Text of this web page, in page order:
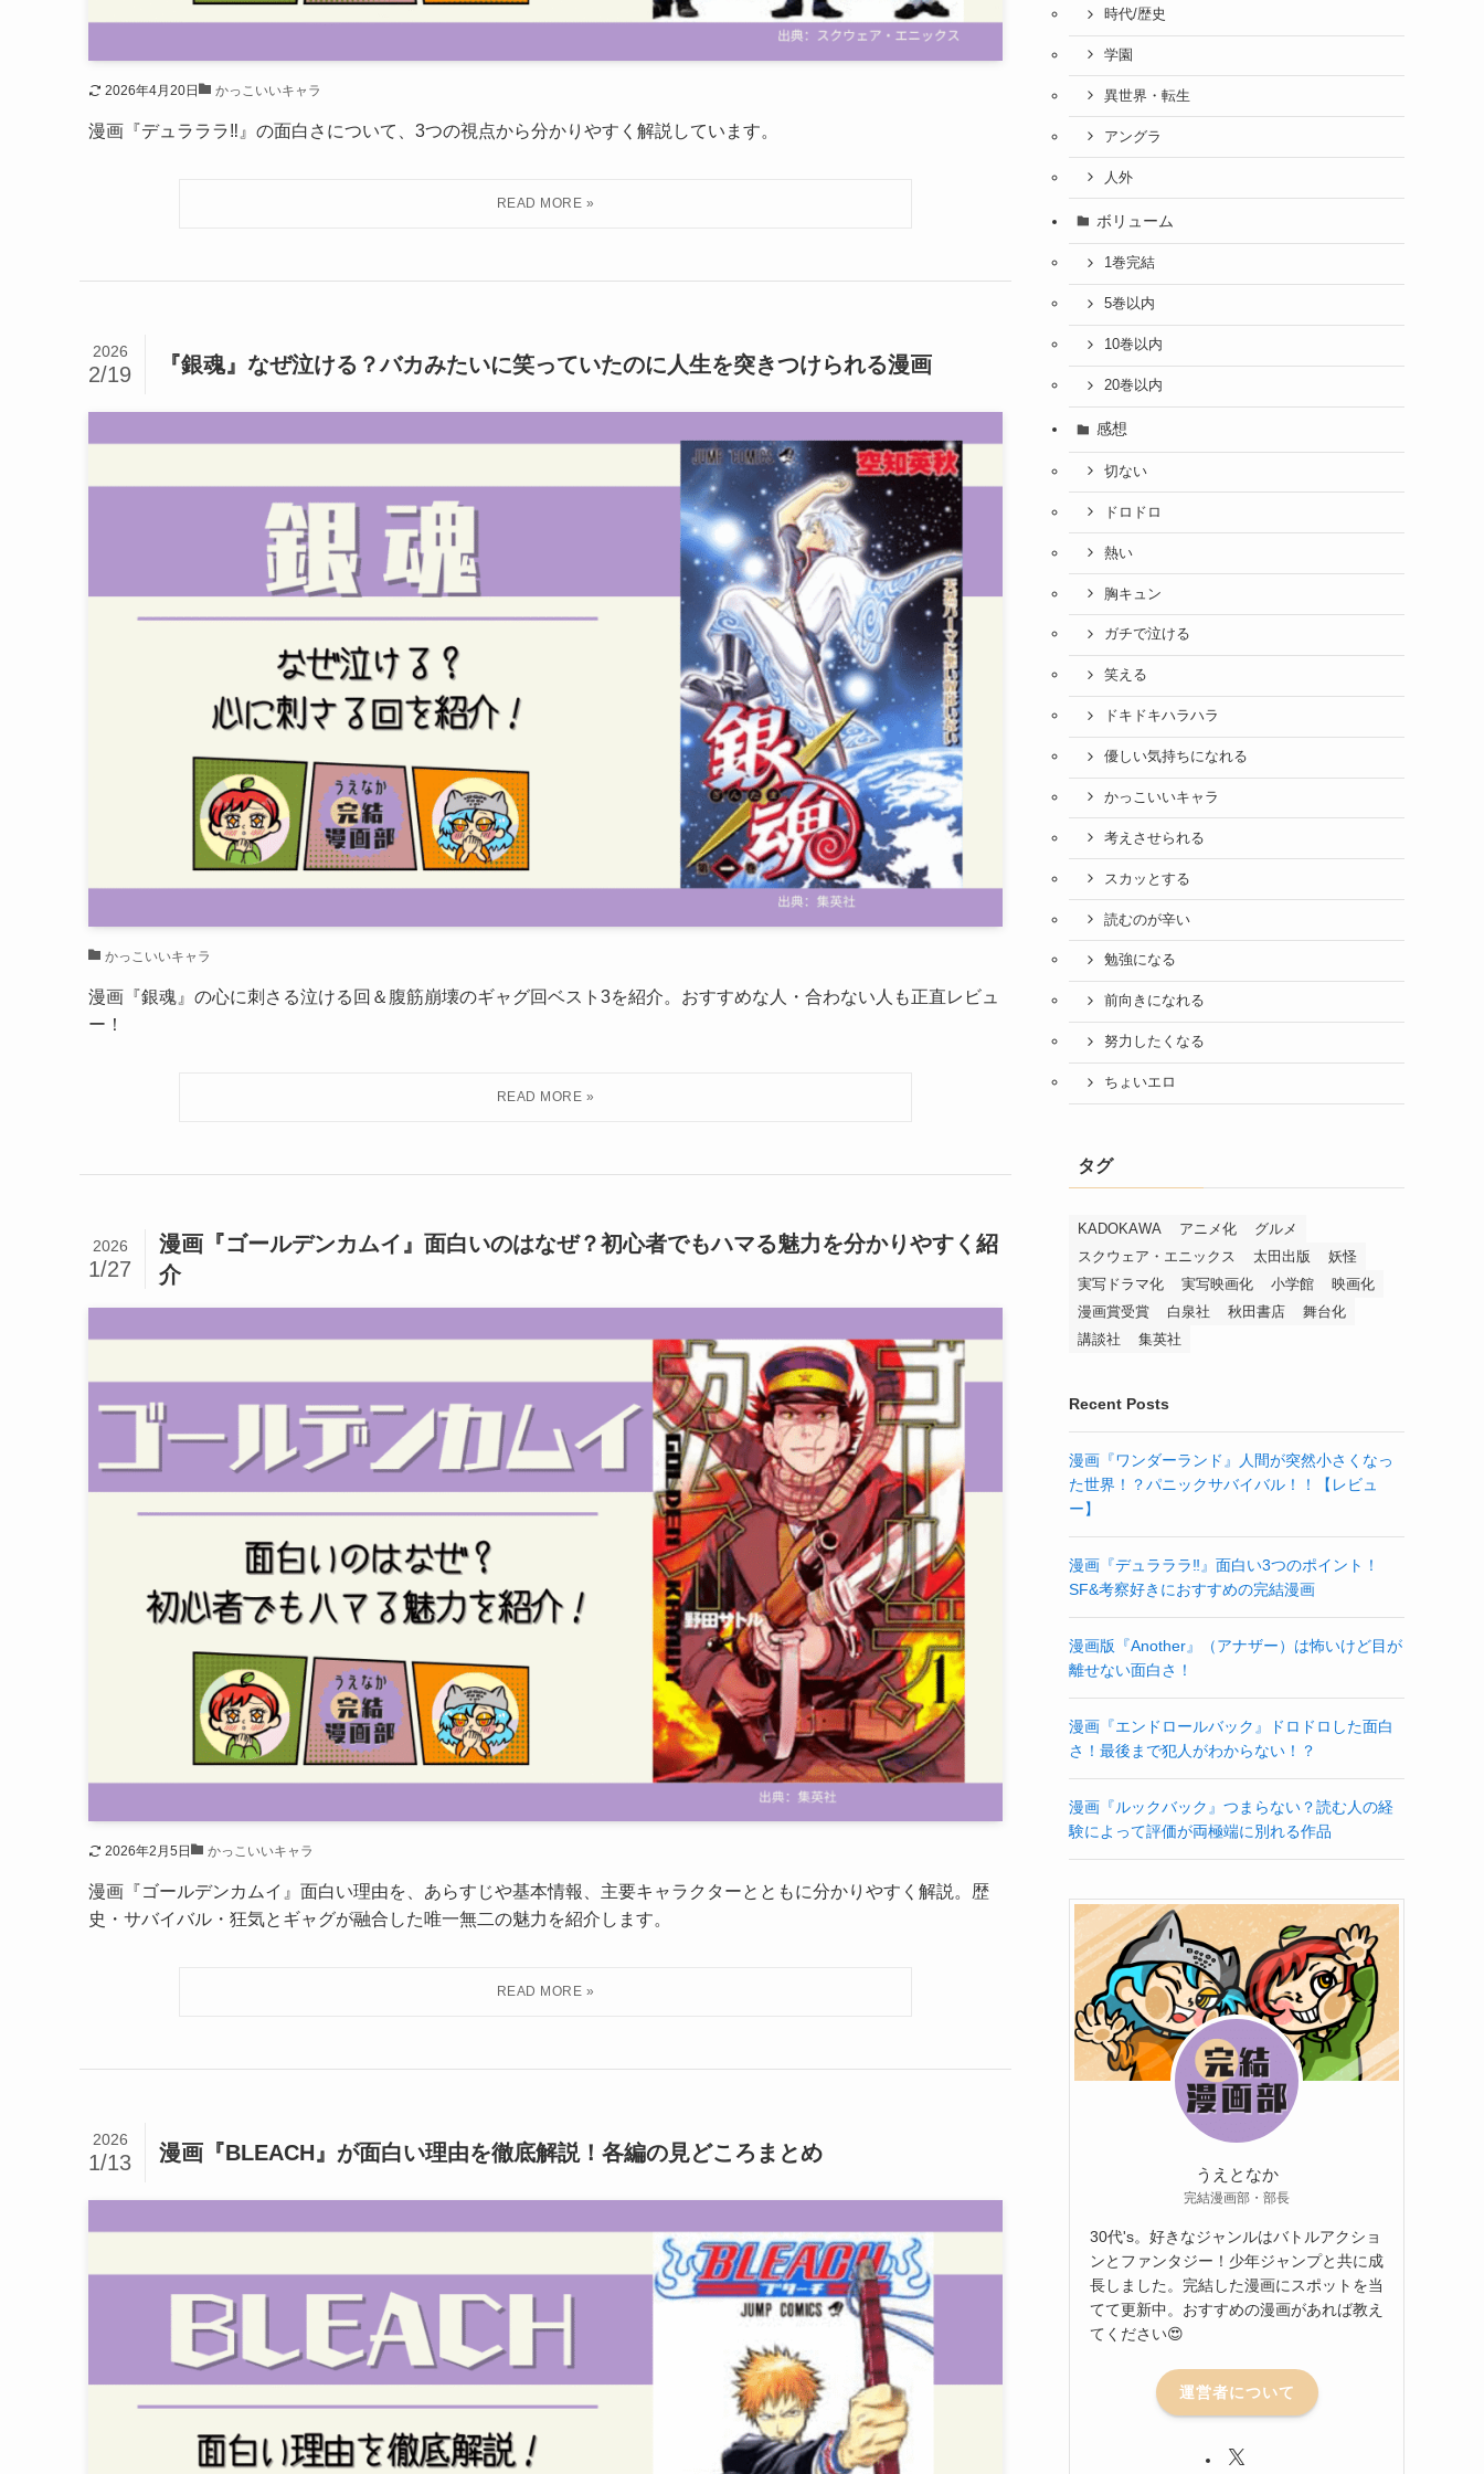
2026年4月20日 かっこいいキャラ
漫画『デュラララ‼』の面白さについて、3つの視点から分かりやすく解説しています。
『銀魂』なぜ泣ける？バカみたいに笑っていたのに人生を突きつけられる漫画
2026
2/19
かっこいいキャラ
漫画『銀魂』の心に刺さる泣ける回＆腹筋崩壊のギャグ回ベスト3を紹介。おすすめな人・合わない人も正直レビュ
ー！
漫画『ゴールデンカムイ』面白いのはなぜ？初心者でもハマる魅力を分かりやすく紹
介
2026
1/27
2026年2月5日 かっこいいキャラ
漫画『ゴールデンカムイ』面白い理由を、あらすじや基本情報、主要キャラクターとともに分かりやすく解説。歴
史・サバイバル・狂気とギャグが融合した唯一無二の魅力を紹介します。
漫画『BLEACH』が面白い理由を徹底解説！各編の見どころまとめ
2026
1/13
時代/歴史
学園
異世界・転生
アングラ
人外
ボリューム
1巻完結
5巻以内
10巻以内
20巻以内
感想
切ない
ドロドロ
熱い
胸キュン
ガチで泣ける
笑える
ドキドキハラハラ
優しい気持ちになれる
かっこいいキャラ
考えさせられる
スカッとする
読むのが辛い
勉強になる
前向きになれる
努力したくなる
ちょいエロ
タグ
KADOKAWA アニメ化
グルメ
スクウェア・エニックス
太田出版
妖怪
実写ドラマ化
実写映画化 小学館
映画化
漫画賞受賞
白泉社 秋田書店
舞台化
講談社
集英社
Recent Posts
漫画『ワンダーランド』人間が突然小さくなっ
た世界！？パニックサバイバル！！【レビュ
ー】
漫画『デュラララ‼』面白い3つのポイント！
SF&考察好きにおすすめの完結漫画
漫画版『Another』（アナザー）は怖いけど目が
離せない面白さ！
漫画『エンドロールバック』ドロドロした面白
さ！最後まで犯人がわからない！？
漫画『ルックバック』つまらない？読む人の経
験によって評価が両極端に別れる作品
うえとなか
完結漫画部・部長
30代's。好きなジャンルはバトルアクショ
ンとファンタジー！少年ジャンプと共に成
長しました。完結した漫画にスポットを当
てて更新中。おすすめの漫画があれば教え
てください😍
運営者について